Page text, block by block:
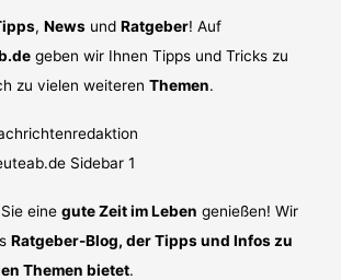
,News undRatgeber! Auf
geben wir Ihnen Tipps und Tricks zu
zu vielen weiterenThemen.
einegute Zeit im Leben genießen! Wir
Ratgeber-Blog, der Tipps und Infos zu
Themen bietet.